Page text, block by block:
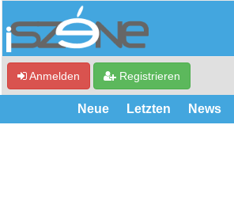
Anmelden Registrieren
Neue Letzten News